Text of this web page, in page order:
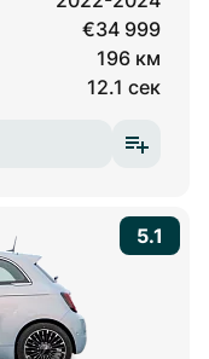
€34 999
196 км
12.1 сек
5.1